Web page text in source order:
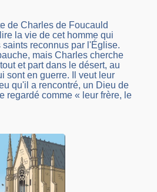
de Charles de Foucauld
la vie de cet homme qui
reconnus par l'Église.
mais Charles cherche
et part dans le désert, au
sont en guerre. Il veut leur
qu'il a rencontré, un Dieu de
regardé comme « leur frère, le